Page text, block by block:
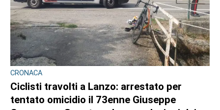
Ciclisti travolti a Lanzo, parla l’investitore:
«Chiedo perdono, un raptus inspiegabile».
Ma le indagini scavano nel suo passato
di
Redazione
CRONACA